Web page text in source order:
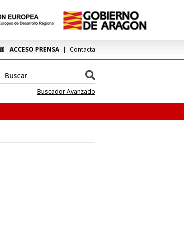
ACCESO PRENSA Contacta
Buscador Avanzado